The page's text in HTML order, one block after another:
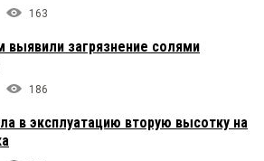
163
выявили загрязнение солями
186
в эксплуатацию вторую высотку на